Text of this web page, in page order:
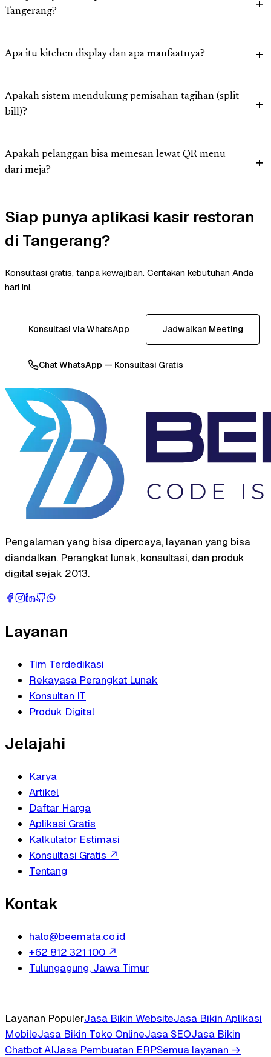
Tangerang?
Apa itu kitchen display dan apa manfaatnya?
Apakah sistem mendukung pemisahan tagihan (split
bill)?
Apakah pelanggan bisa memesan lewat QR menu
dari meja?
Siap punya aplikasi kasir restoran
di Tangerang?
Konsultasi gratis, tanpa kewajiban. Ceritakan kebutuhan Anda
hari ini.
Konsultasi via WhatsApp Jadwalkan Meeting
Chat WhatsApp — Konsultasi Gratis
Pengalaman yang bisa dipercaya, layanan yang bisa
diandalkan. Perangkat lunak, konsultasi, dan produk
digital sejak 2013.
Layanan
Tim Terdedikasi
Rekayasa Perangkat Lunak
Konsultan IT
Produk Digital
Jelajahi
Karya
Artikel
Daftar Harga
Aplikasi Gratis
Kalkulator Estimasi
Konsultasi Gratis ↗
Tentang
Kontak
halo@beemata.co.id
+62 812 321 100 ↗
Tulungagung, Jawa Timur
Layanan PopulerJasa Bikin WebsiteJasa Bikin Aplikasi
MobileJasa Bikin Toko OnlineJasa SEOJasa Bikin
Chatbot AIJasa Pembuatan ERPSemua layanan →